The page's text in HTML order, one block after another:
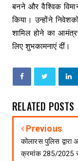
बनने और वैश्विक
किया। उन्होंने
शामिल होने का
लिए शुभकामनाएं दीं।
RELATED POSTS
Previous
कोलारस पुलिस द्वारा
क्रमांक 285/2025